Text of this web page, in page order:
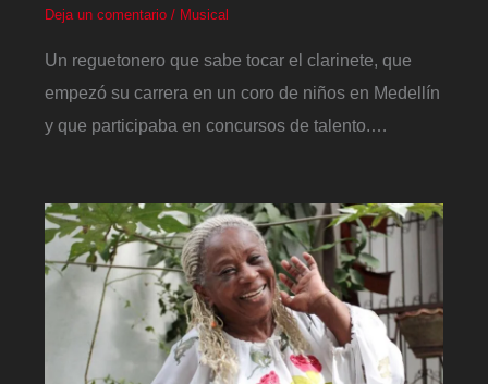
Deja un comentario / Musical
Un reguetonero que sabe tocar el clarinete, que
empezó su carrera en un coro de niños en Medellín
y que participaba en concursos de talento.…